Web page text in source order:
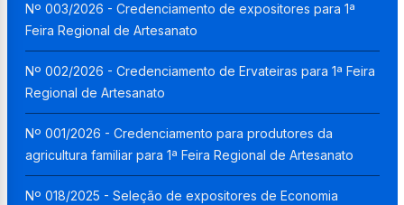
Nº 003/2026 - Credenciamento de expositores para 1ª
Feira Regional de Artesanato
Nº 002/2026 - Credenciamento de Ervateiras para 1ª Feira
Regional de Artesanato
Nº 001/2026 - Credenciamento para produtores da
agricultura familiar para 1ª Feira Regional de Artesanato
Nº 018/2025 - Seleção de expositores de Economia